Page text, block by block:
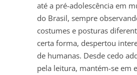
até a pré-adolescência em
do Brasil, sempre
costumes e posturas
certa forma, despertou
de humanas. Desde cedo
pela leitura, mantém-se em